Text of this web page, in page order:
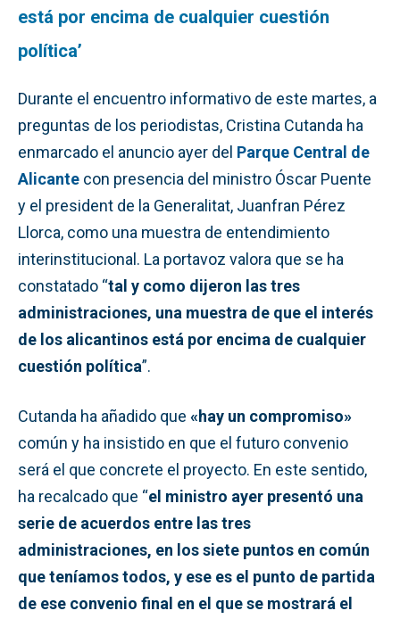
está por encima de cualquier cuestión
política’
Durante el encuentro informativo de este martes, a
preguntas de los periodistas, Cristina Cutanda ha
enmarcado el anuncio ayer del Parque Central de
Alicante con presencia del ministro Óscar Puente
y el president de la Generalitat, Juanfran Pérez
Llorca, como una muestra de entendimiento
interinstitucional. La portavoz valora que se ha
constatado “tal y como dijeron las tres
administraciones, una muestra de que el interés
de los alicantinos está por encima de cualquier
cuestión política”.
Cutanda ha añadido que «hay un compromiso»
común y ha insistido en que el futuro convenio
será el que concrete el proyecto. En este sentido,
ha recalcado que “el ministro ayer presentó una
serie de acuerdos entre las tres
administraciones, en los siete puntos en común
que teníamos todos, y ese es el punto de partida
de ese convenio final en el que se mostrará el